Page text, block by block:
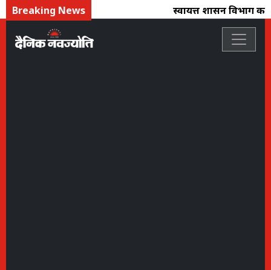
Breaking News स्वायत्त शासन विभाग